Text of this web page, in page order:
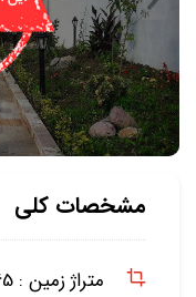
مشخصات کلی
متراژ زمین :